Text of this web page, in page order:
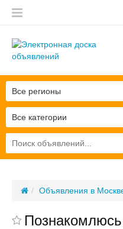
Все категории
Все регионы
Объявления в